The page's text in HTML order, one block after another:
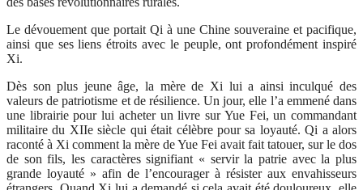
Le dévouement que portait Qi à une Chine souveraine et pacifique,
ainsi que ses liens étroits avec le peuple, ont profondément inspiré
Xi.
Dès son plus jeune âge, la mère de Xi lui a ainsi inculqué des
valeurs de patriotisme et de résilience. Un jour, elle l’a emmené dans
une librairie pour lui acheter un livre sur Yue Fei, un commandant
militaire du XIIe siècle qui était célèbre pour sa loyauté. Qi a alors
raconté à Xi comment la mère de Yue Fei avait fait tatouer, sur le dos
de son fils, les caractères signifiant « servir la patrie avec la plus
grande loyauté » afin de l’encourager à résister aux envahisseurs